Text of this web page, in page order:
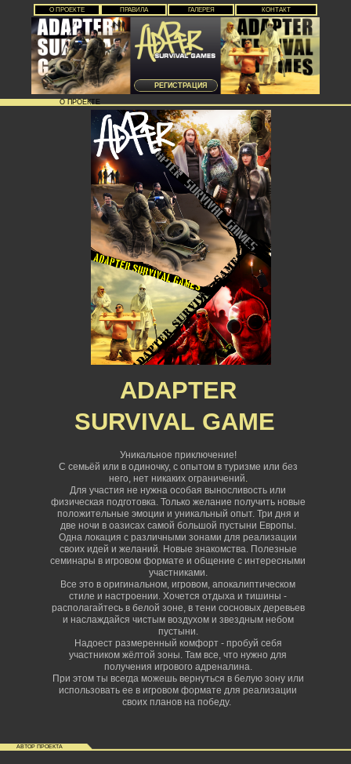
О ПРОЕКТЕ ПРАВИЛА ГАЛЕРЕЯ КОНТАКТ
РЕГИСТРАЦИЯ
О ПРОЕКТЕ
ADAPTER
SURVIVAL GAME
Уникальное приключение!
С семьёй или в одиночку, с опытом в туризме или без
него, нет никаких ограничений.
Для участия не нужна особая выносливость или
физическая подготовка. Только желание получить новые
положительные эмоции и уникальный опыт. Три дня и
две ночи в оазисах самой большой пустыни Европы.
Одна локация с различными зонами для реализации
своих идей и желаний. Новые знакомства. Полезные
семинары в игровом формате и общение с интересными
участниками.
Все это в оригинальном, игровом, апокалиптическом
стиле и настроении. Хочется отдыха и тишины -
располагайтесь в белой зоне, в тени сосновых деревьев
и наслаждайся чистым воздухом и звездным небом
пустыни.
Надоест размеренный комфорт - пробуй себя
участником жёлтой зоны. Там все, что нужно для
получения игрового адреналина.
При этом ты всегда можешь вернуться в белую зону или
использовать ее в игровом формате для реализации
своих планов на победу.
АВТОР ПРОЕКТА